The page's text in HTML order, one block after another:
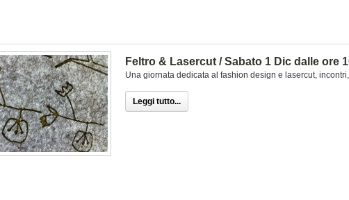
Feltro & Lasercut / Sabato 1 Dic dalle ore
Una giornata dedicata al fashion design e lasercut,
Leggi tutto...